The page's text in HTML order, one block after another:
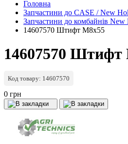
Головна
Запчастини до CASE / New
Запчастини до комбайнів New
14607570 Штифт M8x55
14607570 Штифт
Код товару: 14607570
0 грн